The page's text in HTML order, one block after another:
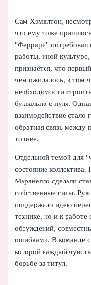
Сам Хэмилтон,
что ему тоже
"Феррари"
работы, иной
признаётся, что
чем ожидалось, в том
необходимости
буквально с нуля.
взаимодействие стало
обратная связь между
точнее.
Отдельной темой для
состояние коллектива.
Маранелло сделали
собственные силы.
поддержало идею
технике, но и к
обсуждений,
ошибками. В команде
которой каждый
борьбе за титул.